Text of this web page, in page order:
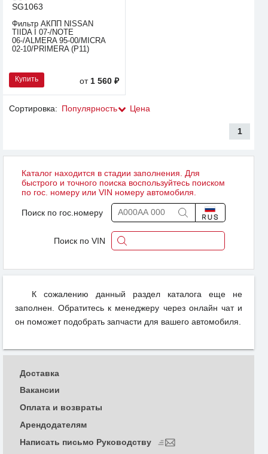
SG1063
Фильтр АКПП NISSAN
TIIDA I 07-/NOTE
06-/ALMERA 95-00/MICRA
02-10/PRIMERA (P11)
Купить от 1 560 ₽
Сортировка: Популярность Цена
1
Каталог находится в стадии заполнения. Для
быстрого и точного поиска воспользуйтесь поиском
по гос. номеру или VIN номеру автомобиля.
Поиск по гос.номеру
Поиск по VIN
К сожалению данный раздел каталога еще не
заполнен. Обратитесь к менеджеру через онлайн чат и
он поможет подобрать запчасти для вашего автомобиля.
Доставка
Вакансии
Оплата и возвраты
Арендодателям
Написать письмо Руководству